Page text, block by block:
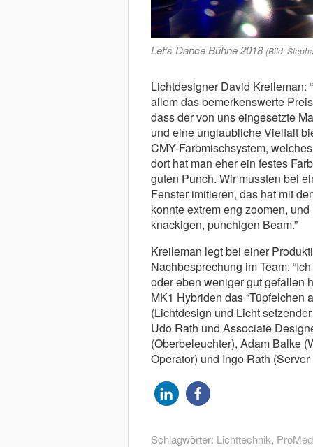
Let’s Dance Bühne 2018 (Bild:
Lichtdesigner David Kreileman:
allem das bemerkenswerte
dass der von uns eingesetzte
und eine unglaubliche Vielfalt
CMY-Farbmischsystem,
dort hat man eher ein festes
guten Punch. Wir mussten bei
Fenster imitieren, das hat mit
konnte extrem eng zoomen,
knackigen, punchigen Beam.”
Kreileman legt bei einer
Nachbesprechung im Team:
oder eben weniger gut gefallen
MK1 Hybriden das “Tüpfelchen
(Lichtdesign und Licht
Udo Rath und Associate
(Oberbeleuchter), Adam Balke
Operator) und Ingo Rath (Server
Schlagwörter: Lichttechnik,